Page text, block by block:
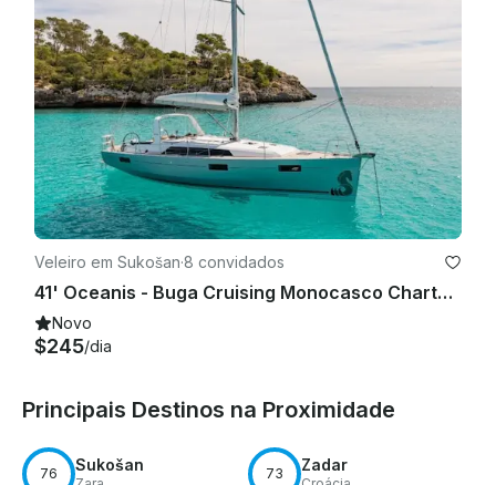
Veleiro em Sukošan·8 convidados
41' Oceanis - Buga Cruising Monocasco Charter em Sukošan, Croácia
Novo
$245/dia
Principais Destinos na Proximidade
76 Sukošan 73 Zadar